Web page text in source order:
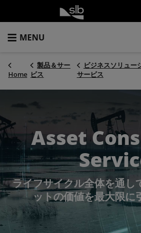
MENU
Home
製品＆サー
ビス
ビジネスソリュー
サービス
Asset
ライフサイクル全体を通し
ットの価値を最大限に